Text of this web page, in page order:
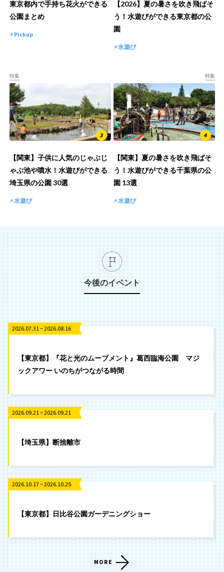
東京都内で手持ち花火ができる
公園まとめ
Pickup
【2026】夏の暑さを吹き飛ばそ
う！水遊びができる東京都の公
園
水遊び
特集
【関東】子供に人気のじゃぶじ
ゃぶ池や噴水！水遊びができる
埼玉県の公園 30選
水遊び
特集
【関東】夏の暑さを吹き飛ばそ
う！水遊びができる千葉県の公
園 13選
水遊び
今後のイベント
2026.07.31 ~ 2026.08.16
【東京都】『花と光のムーブメント』葛西臨海公園 マジ
ックアワー いのちがつながる時間
2026.09.21 ~ 2026.09.21
【埼玉県】断捨離市
2026.10.17 ~ 2026.10.25
【東京都】日比谷公園ガーデニングショー
MORE